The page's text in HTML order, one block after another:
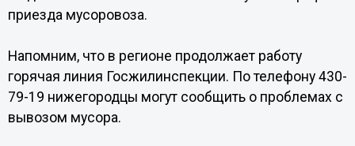
приезда мусоровоза.
Напомним, что в регионе продолжает работу
горячая линия Госжилинспекции. По телефону 430-
79-19 нижегородцы могут сообщить о проблемах с
вывозом мусора.